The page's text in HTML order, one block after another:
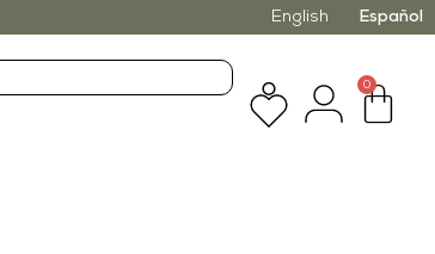
English Español
0